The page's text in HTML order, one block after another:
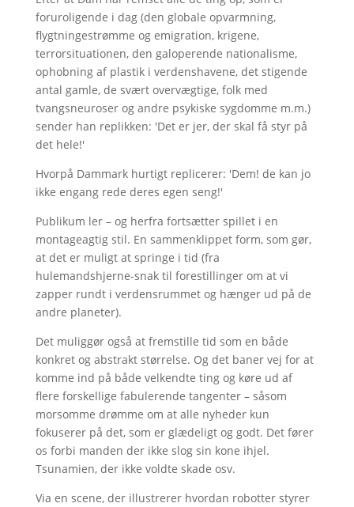
foruroligende i dag (den globale opvarmning,
flygtningestrømme og emigration, krigene,
terrorsituationen, den galoperende nationalisme,
ophobning af plastik i verdenshavene, det stigende
antal gamle, de svært overvægtige, folk med
tvangsneuroser og andre psykiske sygdomme m.m.)
sender han replikken: 'Det er jer, der skal få styr på
det hele!'
Hvorpå Dammark hurtigt replicerer: 'Dem! de kan jo
ikke engang rede deres egen seng!'
Publikum ler – og herfra fortsætter spillet i en
montageagtig stil. En sammenklippet form, som gør,
at det er muligt at springe i tid (fra
hulemandshjerne-snak til forestillinger om at vi
zapper rundt i verdensrummet og hænger ud på de
andre planeter).
Det muliggør også at fremstille tid som en både
konkret og abstrakt størrelse. Og det baner vej for at
komme ind på både velkendte ting og køre ud af
flere forskellige fabulerende tangenter – såsom
morsomme drømme om at alle nyheder kun
fokuserer på det, som er glædeligt og godt. Det fører
os forbi manden der ikke slog sin kone ihjel.
Tsunamien, der ikke voldte skade osv.
Via en scene, der illustrerer hvordan robotter styrer